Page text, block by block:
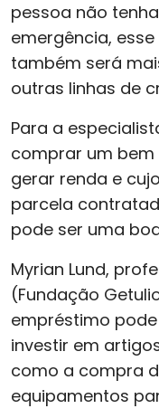
pessoa não
emergência,
também será
outras linhas de
Para a
comprar um
gerar renda e
parcela
pode ser uma
Myrian Lund,
(Fundação
empréstimo
investir em
como a compra
equipamentos